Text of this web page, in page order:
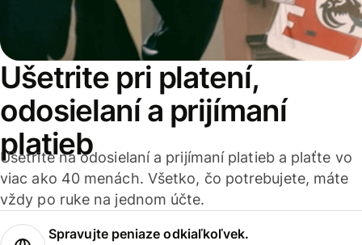
Ušetrite pri platení,
odosielaní a prijímaní
platieb
Ušetrite na odosielaní a prijímaní platieb a plaťte vo
viac ako 40 menách. Všetko, čo potrebujete, máte
vždy po ruke na jednom účte.
Spravujte peniaze odkiaľkoľvek.